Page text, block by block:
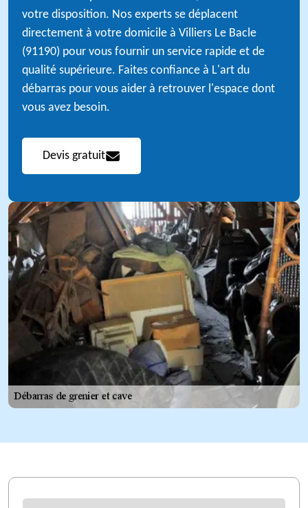
votre disposition. Nos experts se déplacent
directement à votre domicile à Villiers Le Bacle
(91190) pour vous fournir un service rapide et de
qualité supérieure. Faites confiance à L'art du
débarras pour vous aider à retrouver l'espace dont
vous avez besoin.
Devis gratuit